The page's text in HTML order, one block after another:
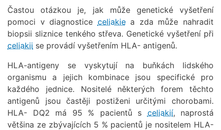
Častou otázkou je, jak může genetické vyšetření
pomoci v diagnostice celiakiea zda může nahradit
biopsii sliznice tenkého střeva. Genetické vyšetření při
celiakii se provádí vyšetřením HLA- antigenů.
HLA-antigeny se vyskytují na buňkách lidského
organismu a jejich kombinace jsou specifické pro
každého jednice. Nositelé některých forem těchto
antigenů jsou častěji postiženi určitými chorobami.
HLA- DQ2 má 95 % pacientů s celiakií, naprostá
většina ze zbývajících 5 % pacientů je nositelem HLA-